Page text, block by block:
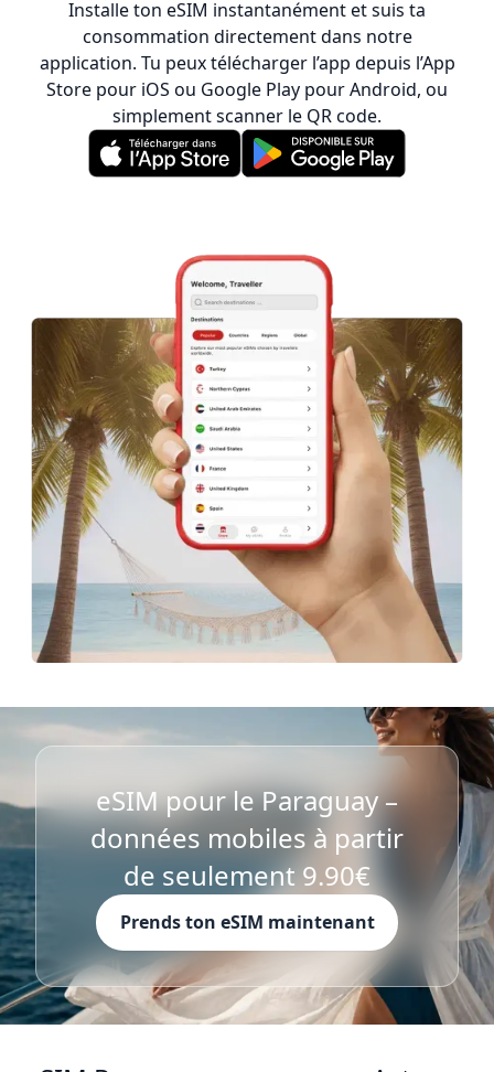
Installe ton eSIM instantanément et suis ta
consommation directement dans notre
application. Tu peux télécharger l’app depuis l’App
Store pour iOS ou Google Play pour Android, ou
simplement scanner le QR code.
eSIM pour le Paraguay –
données mobiles à partir
de seulement 9.90€
Prends ton eSIM maintenant